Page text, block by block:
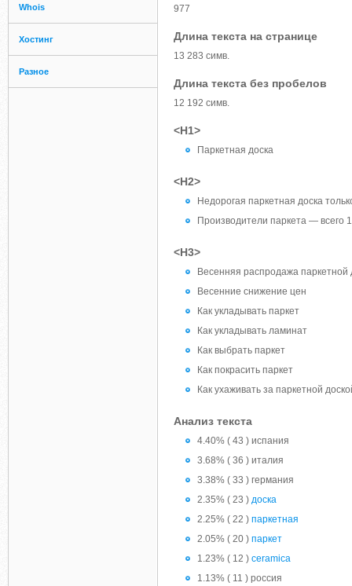
Whois
Хостинг
Разное
977
Длина текста на странице
13 283 симв.
Длина текста без пробелов
12 192 симв.
<H1>
Паркетная доска
<H2>
Недорогая паркетная доска
Производители паркета — всего
<H3>
Весенняя распродажа паркетной
Весенние снижение цен
Как укладывать паркет
Как укладывать ламинат
Как выбрать паркет
Как покрасить паркет
Как ухаживать за паркетной
Анализ текста
4.40% ( 43 ) испания
3.68% ( 36 ) италия
3.38% ( 33 ) германия
2.35% ( 23 ) доска
2.25% ( 22 ) паркетная
2.05% ( 20 ) паркет
1.23% ( 12 ) ceramica
1.13% ( 11 ) россия